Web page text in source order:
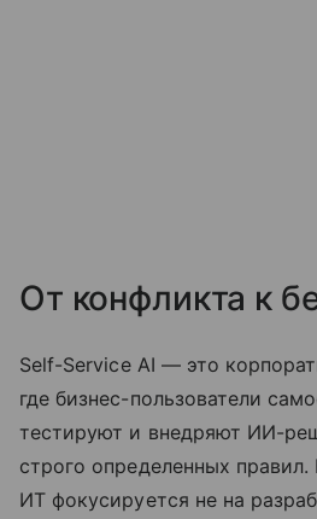
От конфликта к
Self-Service AI — это
где бизнес-пользователи
тестируют и внедряют ИИ-
строго определенных
ИТ фокусируется не на